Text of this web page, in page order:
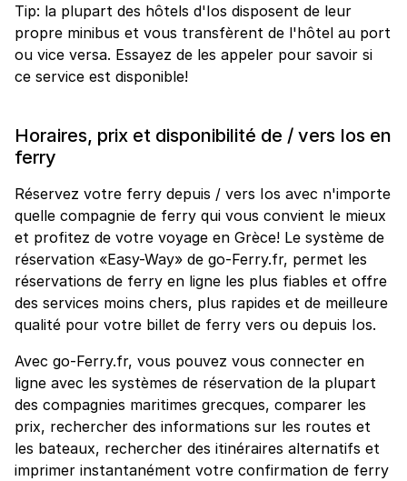
Tip: la plupart des hôtels d'Ios disposent de leur
propre minibus et vous transfèrent de l'hôtel au port
ou vice versa. Essayez de les appeler pour savoir si
ce service est disponible!
Horaires, prix et disponibilité de / vers Ios en
ferry
Réservez votre ferry depuis / vers Ios avec n'importe
quelle compagnie de ferry qui vous convient le mieux
et profitez de votre voyage en Grèce! Le système de
réservation «Easy-Way» de go-Ferry.fr, permet les
réservations de ferry en ligne les plus fiables et offre
des services moins chers, plus rapides et de meilleure
qualité pour votre billet de ferry vers ou depuis Ios.
Avec go-Ferry.fr, vous pouvez vous connecter en
ligne avec les systèmes de réservation de la plupart
des compagnies maritimes grecques, comparer les
prix, rechercher des informations sur les routes et
les bateaux, rechercher des itinéraires alternatifs et
imprimer instantanément votre confirmation de ferry